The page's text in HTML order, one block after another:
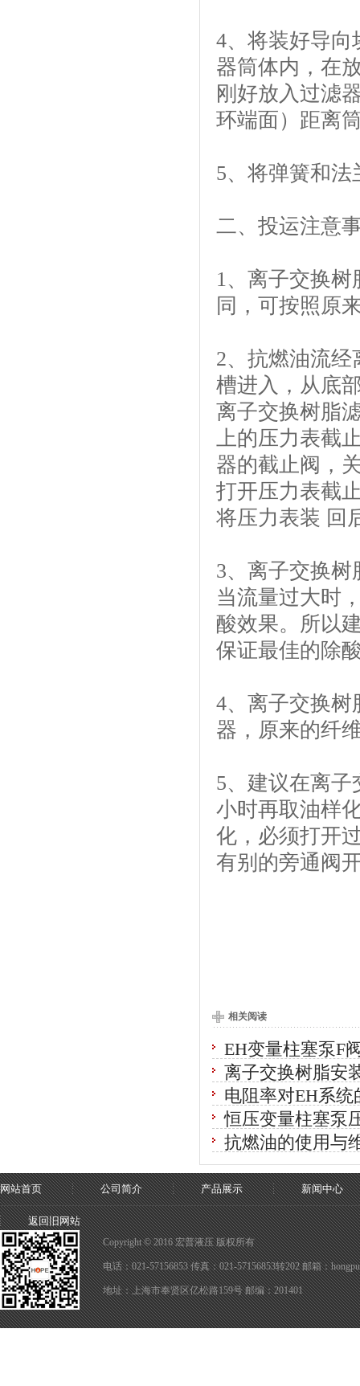
4、将装好导
器筒体内，在
刚好放入过滤
环端面）距离
5、将弹簧和
二、投运注意
1、离子交换
同，可按照原
2、抗燃油流
槽进入，从底
离子交换树脂
上的压力表截
器的截止阀，
打开压力表截
将压力表装 回
3、离子交换树
当流量过大时
酸效果。所以
保证最佳的除
4、离子交换
器，原来的纤
5、建议在离
小时再取油样
化，必须打开
有别的旁通阀
相关阅读
EH变量柱塞泵F
离子交换树脂安
电阻率对EH系统
恒压变量柱塞泵
抗燃油的使用与
网站首页 公司简介 产品展示 新闻中心
返回旧网站
Copyright © 2016 宏普液压 版权所有
电话：021-57156853 传真：021-57156853转202 邮箱：
地址：上海市奉贤区亿松路159号 邮编：201401